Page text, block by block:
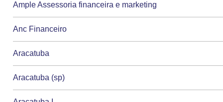
Ample Assessoria financeira e marketing
Anc Financeiro
Aracatuba
Aracatuba (sp)